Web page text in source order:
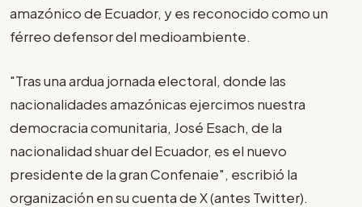
amazónico de Ecuador, y es reconocido como un
férreo defensor del medioambiente.
"Tras una ardua jornada electoral, donde las
nacionalidades amazónicas ejercimos nuestra
democracia comunitaria, José Esach, de la
nacionalidad shuar del Ecuador, es el nuevo
presidente de la gran Confenaie", escribió la
organización en su cuenta de X (antes Twitter).